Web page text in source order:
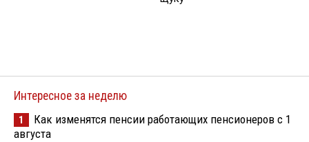
Интересное за неделю
1
Как изменятся пенсии работающих пенсионеров с 1
августа